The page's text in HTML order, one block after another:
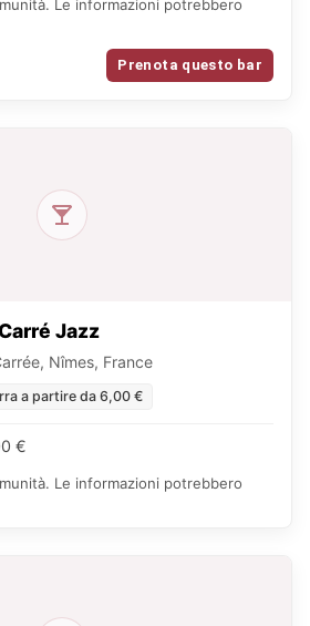
Le informazioni potrebbero
Prenota questo bar
Jazz
Nîmes, France
a partire da 6,00 €
€
Le informazioni potrebbero